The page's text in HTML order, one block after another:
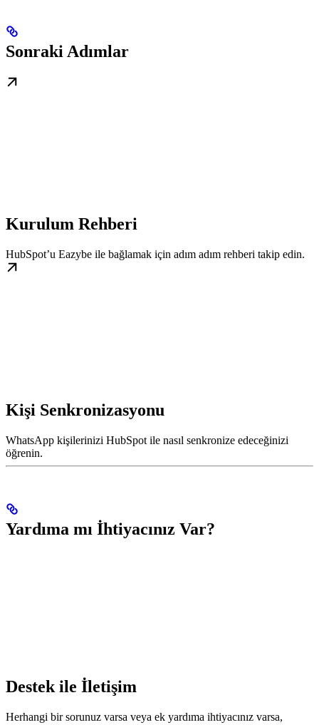
Sonraki Adımlar
Kurulum Rehberi
HubSpot’u Eazybe ile bağlamak için adım adım rehberi takip edin.
Kişi Senkronizasyonu
WhatsApp kişilerinizi HubSpot ile nasıl senkronize edeceğinizi
öğrenin.
Yardıma mı İhtiyacınız Var?
Destek ile İletişim
Herhangi bir sorunuz varsa veya ek yardıma ihtiyacınız varsa,